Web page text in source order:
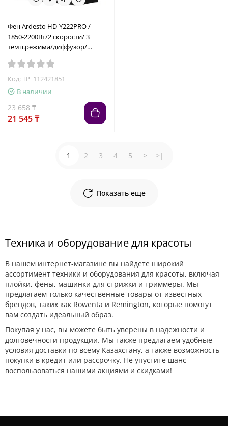
Фен Ardesto HD-Y222PRO /
1850-2200Вт/2 скорости/ 3
темп.режима/диффузор/
Код: TP_112421851
В наличии
23 658 ₸
21 545 ₸
Показать еще
1 2 3 4 5 > >|
Техника и оборудование для красоты
В нашем интернет-магазине вы найдете широкий
ассортимент техники и оборудования для красоты, включая
плойки, фены, машинки для стрижки и триммеры. Мы
предлагаем только качественные товары от известных
брендов, таких как Rowenta и Remington, которые помогут
вам создать идеальный образ.
Покупая у нас, вы можете быть уверены в надежности и
долговечности продукции. Мы также предлагаем удобные
условия доставки по всему Казахстану, а также возможность
покупки в кредит или рассрочку. Не упустите шанс
воспользоваться нашими акциями и скидками!